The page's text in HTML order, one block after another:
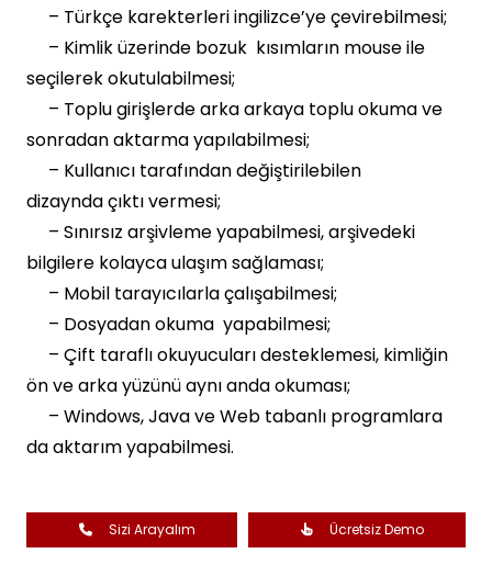
– Türkçe karekterleri ingilizce’ye çevirebilmesi;
– Kimlik üzerinde bozuk kısımların mouse ile
seçilerek okutulabilmesi;
– Toplu girişlerde arka arkaya toplu okuma ve
sonradan aktarma yapılabilmesi;
– Kullanıcı tarafından değiştirilebilen
dizaynda çıktı vermesi;
– Sınırsız arşivleme yapabilmesi, arşivedeki
bilgilere kolayca ulaşım sağlaması;
– Mobil tarayıcılarla çalışabilmesi;
– Dosyadan okuma yapabilmesi;
– Çift taraflı okuyucuları desteklemesi, kimliğin
ön ve arka yüzünü aynı anda okuması;
– Windows, Java ve Web tabanlı programlara
da aktarım yapabilmesi.
Sizi Arayalım Ücretsiz Demo